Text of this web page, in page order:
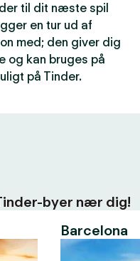
til dit næste spil
en tur ud af
med; den giver dig
og kan bruges på
på Tinder.
byer nær dig!
Barcelona